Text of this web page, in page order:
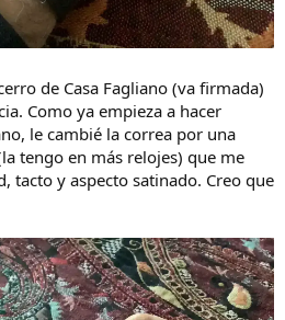
de Casa Fagliano (va firmada)
Como ya empieza a hacer
le cambié la correa por una
tengo en más relojes) que me
tacto y aspecto satinado. Creo que